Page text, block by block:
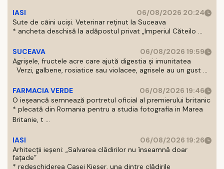
IASI
06/08/2026 20:24
Sute de câini uciși. Veterinar reținut la Suceava
* ancheta deschisă la adăpostul privat „Imperiul Căteilo ...
SUCEAVA
06/08/2026 19:59
Agrișele, fructele acre care ajută digestia și imunitatea
Verzi, galbene, rosiatice sau violacee, agrisele au un gust ...
FARMACIA VERDE
06/08/2026 19:46
O ieșeancă semnează portretul oficial al premierului britanic
* plecată din Romania pentru a studia fotografia in Marea
Britanie, t ...
IASI
06/08/2026 19:26
Arhitecții ieșeni: „Salvarea clădirilor nu înseamnă doar
fațade”
* redeschiderea Casei Kieser, una dintre clădirile